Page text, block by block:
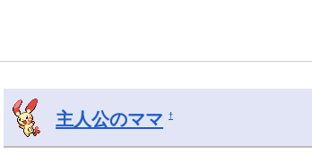
主人公のママ †